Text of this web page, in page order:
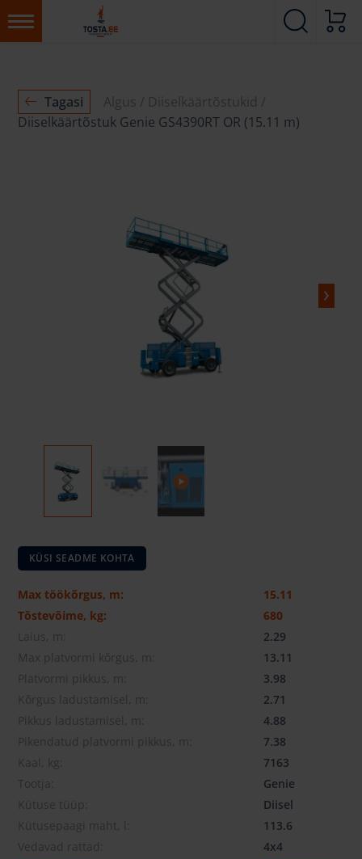
Tagasi Algus
Diiselkäärtõstukid
Diiselkäärtõstuk Genie GS4390RT OR (15.11 m)
KÜSI SEADME KOHTA
Max töökõrgus, m:
15.11
Tõstevõime, kg:
680
Laius, m:
2.29
Max platvormi kõrgus, m:
13.11
Platvormi pikkus, m:
3.98
Kõrgus ladustamisel, m:
2.71
Pikkus ladustamisel, m:
4.88
Pikendatud platvormi pikkus, m:
7.38
Kaal, kg:
7163
Tootja:
Genie
Kütuse tüüp:
Diisel
Kütusepaagi maht, l:
113.6
Vedavad rattad:
4x4